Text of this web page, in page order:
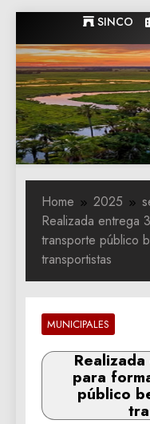
to
content
SINCO
Home 2025
Realizada entrega
transporte público
transportistas
MUNICIPALES
para
público